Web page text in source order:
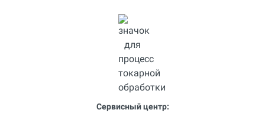
Сервисный центр: